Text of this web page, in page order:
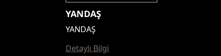
YANDAŞ
YANDAŞ
Detaylı Bilgi